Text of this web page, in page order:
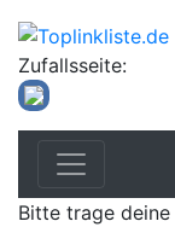
Zufallsseite:
Bitte trage